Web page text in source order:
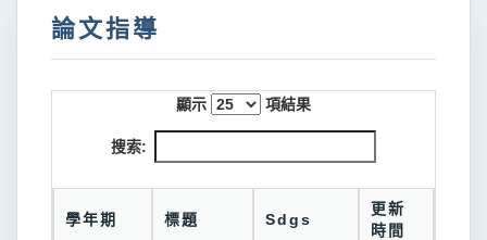
論文指導
顯示 項結果
搜索:
學年期 標題 Sdgs
更新
時間